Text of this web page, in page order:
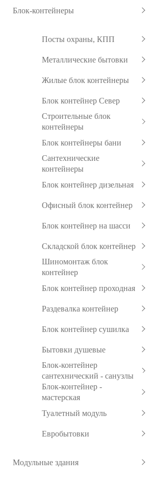
Блок-контейнеры
Посты охраны, КПП
Металлические бытовки
Жилые блок контейнеры
Блок контейнер Север
Строительные блок
контейнеры
Блок контейнеры бани
Сантехнические
контейнеры
Блок контейнер дизельная
Офисный блок контейнер
Блок контейнер на шасси
Складской блок контейнер
Шиномонтаж блок
контейнер
Блок контейнер проходная
Раздевалка контейнер
Блок контейнер сушилка
Бытовки душевые
Блок-контейнер
сантехнический - санузлы
Блок-контейнер -
мастерская
Туалетный модуль
Евробытовки
Модульные здания